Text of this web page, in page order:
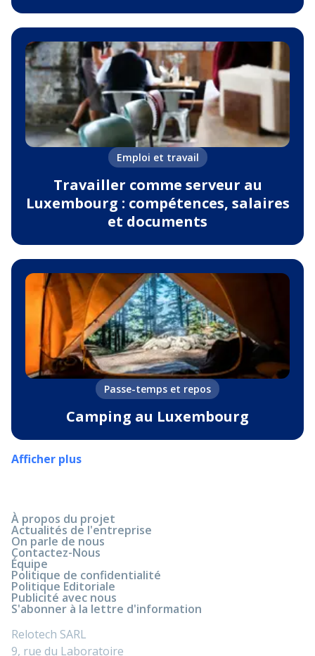
Emploi et travail
Travailler comme serveur au
Luxembourg : compétences, salaires
et documents
Passe-temps et repos
Camping au Luxembourg
Afficher plus
À propos du projet
Actualités de l'entreprise
On parle de nous
Contactez-Nous
Équipe
Politique de confidentialité
Politique Editoriale
Publicité avec nous
S'abonner à la lettre d'information
Relotech SARL
9, rue du Laboratoire